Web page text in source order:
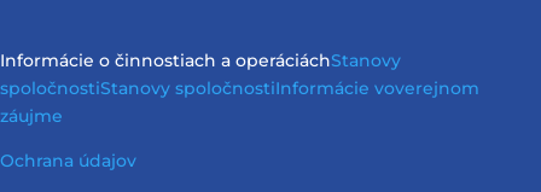
Informácie o činnostiach a operáciáchStanovy
spoločnostiStanovy spoločnostiInformácie voverejnom
záujme
Ochrana údajov